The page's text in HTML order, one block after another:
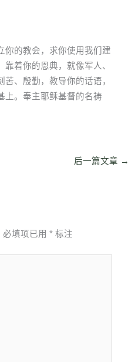
你的教会，求你使用我们建
着你的恩典，就像军人、
、殷勤，教导你的话语，
上。奉主耶稣基督的名祷
后一篇文章 →
必填项已用* 标注